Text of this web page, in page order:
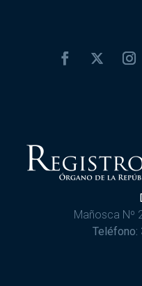
Mañosca Nº
Teléfono: